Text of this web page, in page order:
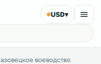
USD▾
воеводство